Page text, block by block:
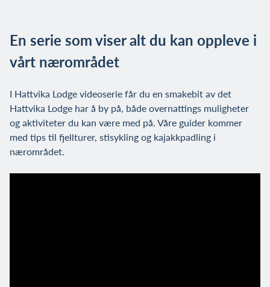
En serie som viser alt du kan oppleve i
vårt nærområdet
I Hattvika Lodge videoserie får du en smakebit av det
Hattvika Lodge har å by på, både overnattings muligheter
og aktiviteter du kan være med på. Våre guider kommer
med tips til fjellturer, stisykling og kajakkpadling i
nærområdet.